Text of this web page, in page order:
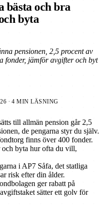
bästa och bra
byta
pensionen, 2,5 procent av
fonder, jämför avgifter och byt
· 4 MIN LÄSNING
till allmän pension går 2,5
de pengarna styr du själv.
finns över 400 fonder.
byta hur ofta du vill,
i AP7 Såfa, det statliga
risk efter din ålder.
ger rabatt på
sätter ett golv för